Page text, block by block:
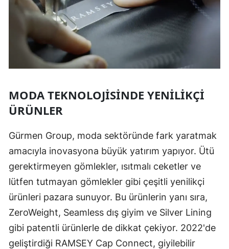
MODA TEKNOLOJISINDE YENILIKÇI
ÜRÜNLER
Gürmen Group, moda sektöründe fark yaratmak
amacıyla inovasyona büyük yatırım yapıyor. Ütü
gerektirmeyen gömlekler, ısıtmalı ceketler ve
lütfen tutmayan gömlekler gibi çeşitli yenilikçi
ürünleri pazara sunuyor. Bu ürünlerin yanı sıra,
ZeroWeight, Seamless dış giyim ve Silver Lining
gibi patentli ürünlerle de dikkat çekiyor. 2022'de
geliştirdiği RAMSEY Cap Connect, giyilebilir